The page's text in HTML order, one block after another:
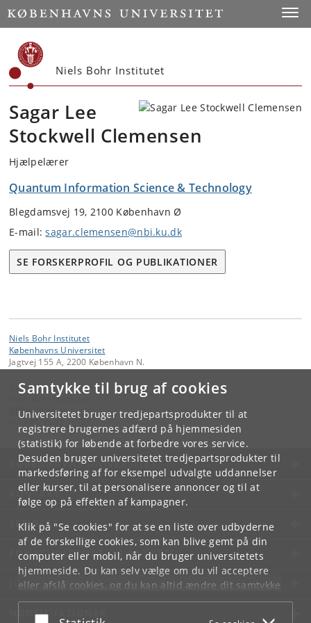
Samtykke til brug af cookies
Universitetet bruger tredjepartsprodukter til at
registrere brugernes adfærd på hjemmesiden
(statistik) for løbende at forbedre vores service.
Desuden bruger universitetet tredjepartsprodukter til
markedsføring af for eksempel udvalgte uddannelser
eller kurser, til at personalisere annoncer og til at
følge op på effekten af kampagner.
Klik på "Se cookies" for at se en liste over udbyderne
af de forskellige cookies, som kan blive gemt på din
computer eller mobil, når du bruger universitetets
hjemmeside. Du kan selv vælge om du vil acceptere
eller afslå cookies, og du kan altid ændre dit samtykke
underCookie- og privatlivspolitiksom du finder i
bunden af hver side.
Start
Niels Bohr Institutet
Sagar Lee
Stockwell Clemensen
Hjælpelærer
Quantum Information Science & Technology
Blegdamsvej 19, 2100 København Ø
E-mail:sagar.clemensen@nbi.ku.dk
SE FORSKERPROFIL OG PUBLIKATIONER
Niels Bohr Institutet
Københavns Universitet
Jagtvej 155 A, 2200 København N.
Kontakt:
Niels Bohr Institutet
NBI@ nbi ku.dk
KØBENHAVNS UNIVERSITET
KONTAKT
SERVICES
FOR STUDERENDE OG ANSATTE
JOB OG KARRIERE
NØDSITUATIONER